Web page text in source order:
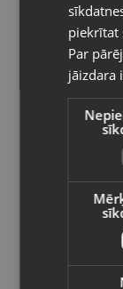
54.00€
/mēn.
Amazfit
Vietnes
valodā
Valsts
piekrītat
Par
jāizdara